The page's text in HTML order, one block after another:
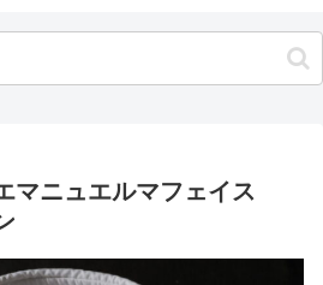
マニュエルマフェイス